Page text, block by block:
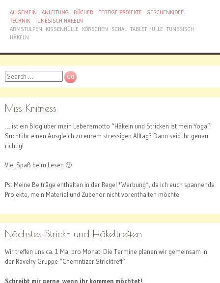
ALLGEMEIN ANLEITUNG BÜCHER FERTIGE PROJEKTE
GESCHENKIDEE
TECHNIK
TUNESISCH HÄKELN
ARMSTULPEN
KISSENHÜLLE KÖRBCHEN SCHAL TABLET HÜLLE TUNESISCH
HÄKELN
Search
Miss Knitness
… ist ein Blog über mein Lebensmotto “Häkeln und Stricken ist mein Yoga”!
Sucht ihr einen Ausgleich zu eurem stressigen Alltag? Dann seid ihr genau
richtig!
Viel Spaß beim Lesen 🙂
Ps: Meine Beiträge enthalten in der Regel *Werbung*, da ich euch spannende
Projekte, mein Material und Zubehör nicht vorenthalten möchte!
Nächstes Strick- und Häkeltreffen
Wir treffen uns ca. 1 Mal pro Monat. Die Termine planen wir gemeinsam in
der Ravelry Gruppe “Chemntizer Stricktreff”
Schreibt mir gerne, wenn ihr kommen möchtet!